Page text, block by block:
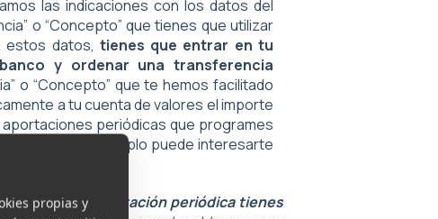
propias y
las indicaciones con los datos del
o “Concepto” que tienes que utilizar
estos datos, tienes que entrar en tu
y ordenar una transferencia
o “Concepto” que te hemos facilitado
a tu cuenta de valores el importe
periódicas que programes
del mes (por ejemplo puede interesarte
de la aportación periódica tienes